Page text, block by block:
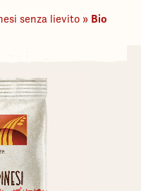
senza lievito » Bio